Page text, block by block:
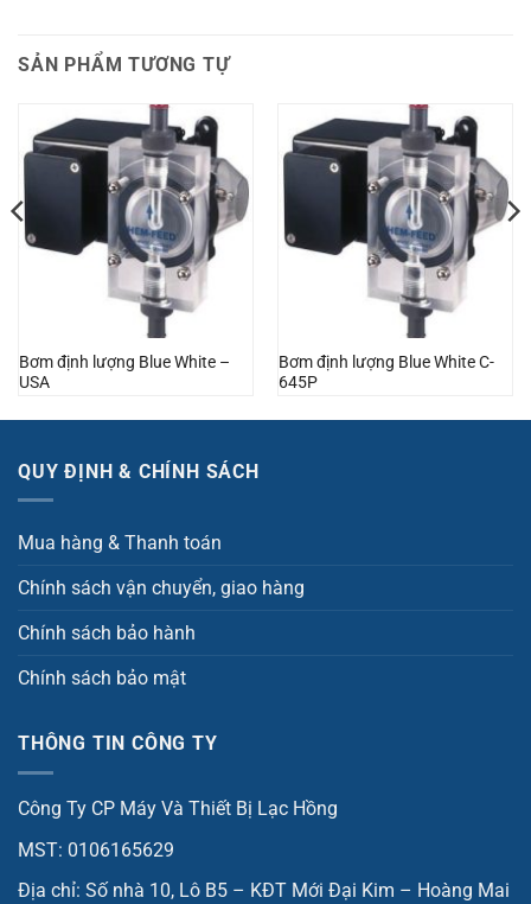
SẢN PHẨM TƯƠNG TỰ
Bơm định lượng Blue White –
USA
Bơm định lượng Blue White C-
645P
QUY ĐỊNH & CHÍNH SÁCH
Mua hàng & Thanh toán
Chính sách vận chuyển, giao hàng
Chính sách bảo hành
Chính sách bảo mật
THÔNG TIN CÔNG TY
Công Ty CP Máy Và Thiết Bị Lạc Hồng
MST: 0106165629
Địa chỉ: Số nhà 10, Lô B5 – KĐT Mới Đại Kim – Hoàng Mai